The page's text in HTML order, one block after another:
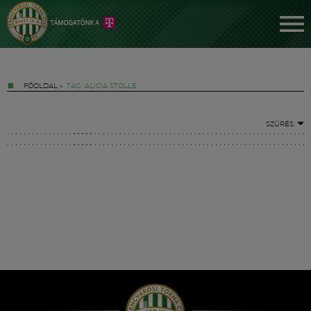
FŐOLDAL » TAG: ALICIA STOLLE
SZŰRÉS
Hírek